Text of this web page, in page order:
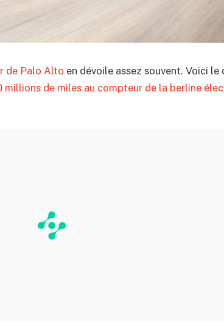
de Palo Alto en dévoile assez souvent. Voici le
millions de miles au compteur de la berline